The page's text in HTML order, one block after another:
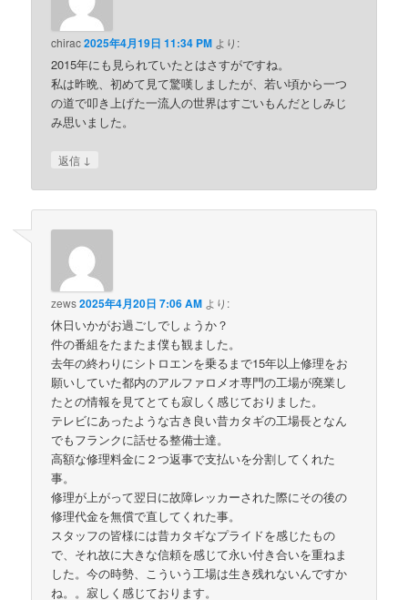
chirac2025年4月19日 11:34 PM より:
2015年にも見られていたとはさすがですね。
私は昨晩、初めて見て驚嘆しましたが、若い頃から一つ
の道で叩き上げた一流人の世界はすごいもんだとしみじ
み思いました。
返信 ↓
zews2025年4月20日 7:06 AM より:
休日いかがお過ごしでしょうか？
件の番組をたまたま僕も観ました。
去年の終わりにシトロエンを乗るまで15年以上修理をお
願いしていた都内のアルファロメオ専門の工場が廃業し
たとの情報を見てとても寂しく感じておりました。
テレビにあったような古き良い昔カタギの工場長となん
でもフランクに話せる整備士達。
高額な修理料金に２つ返事で支払いを分割してくれた
事。
修理が上がって翌日に故障レッカーされた際にその後の
修理代金を無償で直してくれた事。
スタッフの皆様には昔カタギなプライドを感じたもの
で、それ故に大きな信頼を感じて永い付き合いを重ねま
した。今の時勢、こういう工場は生き残れないんですか
ね。。寂しく感じております。